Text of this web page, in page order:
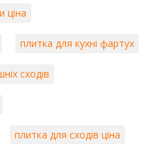
ціна
плитка для кухні фартух
сходів
плитка для сходів ціна